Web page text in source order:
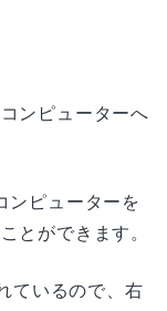
ンピューターへ
ンピューターを
とができます。
ているので、右